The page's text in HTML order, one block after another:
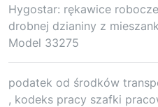
Hygostar: rękawice
drobnej dzianiny z
Model 33275
podatek od środków
, kodeks pracy szafki